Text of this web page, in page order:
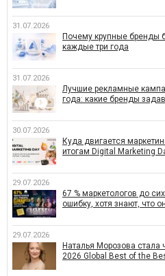
31.07.2026
Почему крупные бренды
каждые три года
31.07.2026
Лучшие рекламные
года: какие бренды
30.07.2026
Куда двигается
итогам Digital Marketing
29.07.2026
67 % маркетологов до
ошибку, хотя знают, что
29.07.2026
Наталья Морозова
2026 Global Best of the